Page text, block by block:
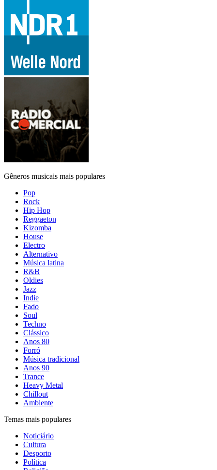
Gêneros musicais mais populares
Pop
Rock
Hip Hop
Reggaeton
Kizomba
House
Electro
Alternativo
Música latina
R&B
Oldies
Jazz
Indie
Fado
Soul
Techno
Clássico
Anos 80
Forró
Música tradicional
Anos 90
Trance
Heavy Metal
Chillout
Ambiente
Temas mais populares
Noticiário
Cultura
Desporto
Política